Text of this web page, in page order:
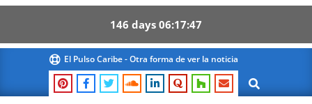
146 days 06 17 46
content
El Pulso Caribe - Otra forma de ver la noticia
Search